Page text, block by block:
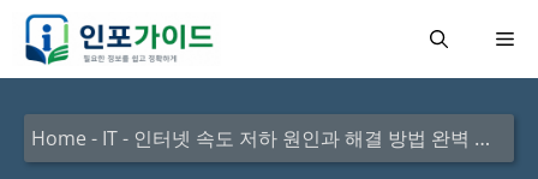
메
Home - IT- 인터넷 속도 저하 원인과 해결 방법 완벽 정리